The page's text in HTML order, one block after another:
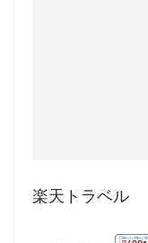
楽天トラベル